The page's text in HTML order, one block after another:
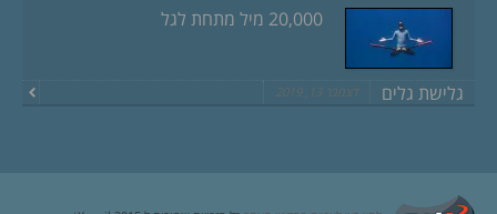
20,000 מיל מתחת לגל
גלישת גלים דצמבר 13, 2019